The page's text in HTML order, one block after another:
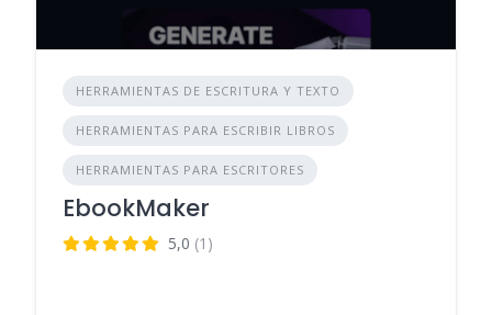
HERRAMIENTAS DE ESCRITURA Y TEXTO
HERRAMIENTAS PARA ESCRIBIR LIBROS
HERRAMIENTAS PARA ESCRITORES
EbookMaker
5,0 (1)